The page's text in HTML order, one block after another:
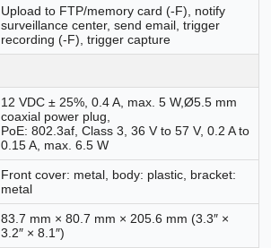
Upload to FTP/memory card (-F), notify
surveillance center, send email, trigger
recording (-F), trigger capture
12 VDC ± 25%, 0.4 A, max. 5 W,Ø5.5 mm
coaxial power plug,
PoE: 802.3af, Class 3, 36 V to 57 V, 0.2 A to
0.15 A, max. 6.5 W
Front cover: metal, body: plastic, bracket:
metal
83.7 mm × 80.7 mm × 205.6 mm (3.3″ ×
3.2″ × 8.1″)